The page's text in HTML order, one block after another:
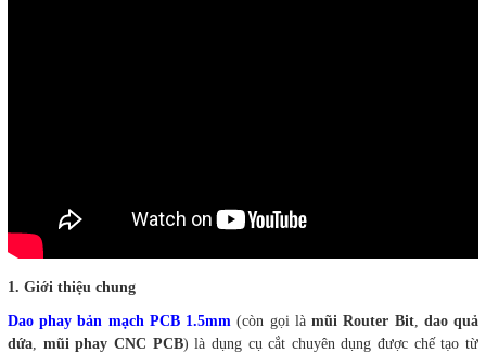
1. Giới thiệu chung
Dao phay bản mạch PCB 1.5mm (còn gọi làmũi Router Bit, dao quả
dứa
mũi phay CNC PCB) là dụng cụ cắt chuyên dụng được chế tạo từ